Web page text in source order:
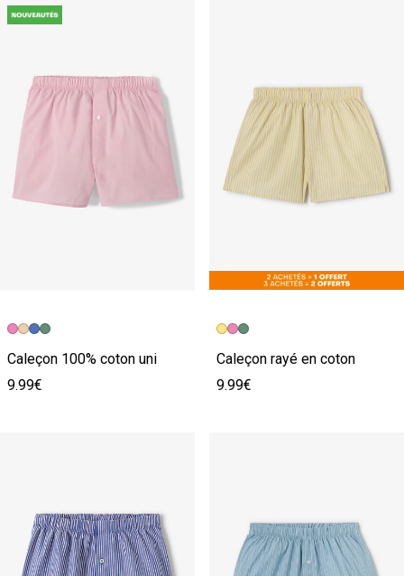
Caleçon 100% coton uni
9.99€
Caleçon rayé en coton
9.99€